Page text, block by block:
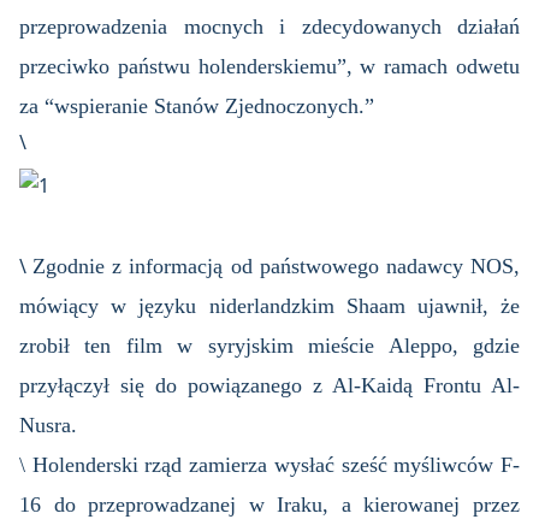
przeprowadzenia mocnych i zdecydowanych działań
przeciwko państwu holenderskiemu”, w ramach odwetu
za “wspieranie Stanów Zjednoczonych.”
\
\Zgodnie z informacją od państwowego nadawcy NOS,
mówiący w języku niderlandzkim Shaam ujawnił, że
zrobił ten film w syryjskim mieście Aleppo, gdzie
przyłączył się do powiązanego z Al-Kaidą Frontu Al-
Nusra.
\ Holenderski rząd zamierza wysłać sześć myśliwców F-
16 do przeprowadzanej w Iraku, a kierowanej przez